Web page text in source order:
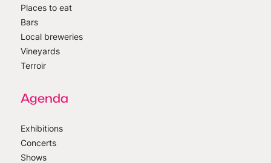
Places to eat
Bars
Local breweries
Vineyards
Terroir
Agenda
Exhibitions
Concerts
Shows